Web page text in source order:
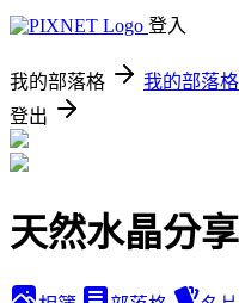
登入
我的部落格 我的部落
登出
天然水晶分